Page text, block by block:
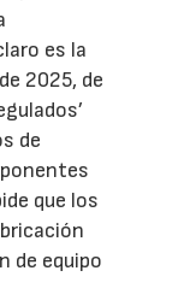
es la
2025, de
de
que los
de equipo